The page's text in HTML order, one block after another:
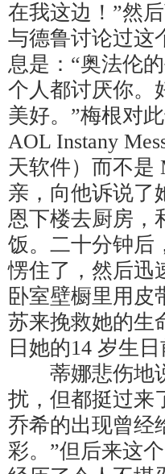
在我这边！”然
与德鲁讨论过这
息是：“奥法伦
个人都讨厌你。
美好。”梅根对
AOL Instany
天软件）而不是
亲，向他诉说了
恩下楼去厨房，
饭。二十分钟后
愣住了，然后迅
卧室壁橱里用皮
苏来挽救她的生
日她的14 岁生
蒂娜悲伤地说
扰，但都挺过来
乔希的出现曾经
彩。”但后来这